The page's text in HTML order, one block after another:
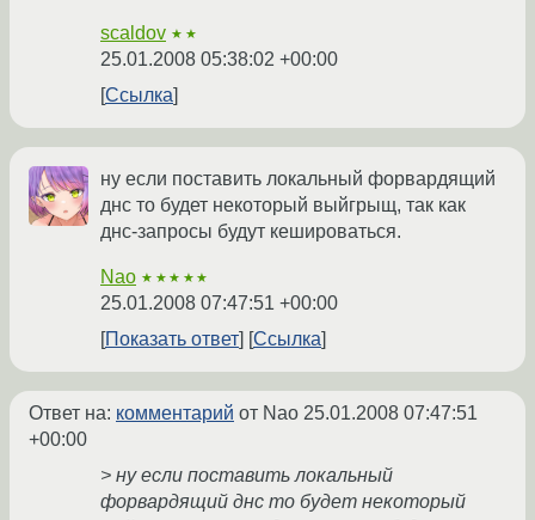
scaldov ★★
25.01.2008 05:38:02 +00:00
Ссылка
ну если поставить локальный форвардящий
днс то будет некоторый выйгрыщ, так как
днс-запросы будут кешироваться.
Nao ★★★★★
25.01.2008 07:47:51 +00:00
Показать ответ
Ссылка
Ответ на: комментарий от Nao 25.01.2008 07:47:51
+00:00
> ну если поставить локальный
форвардящий днс то будет некоторый